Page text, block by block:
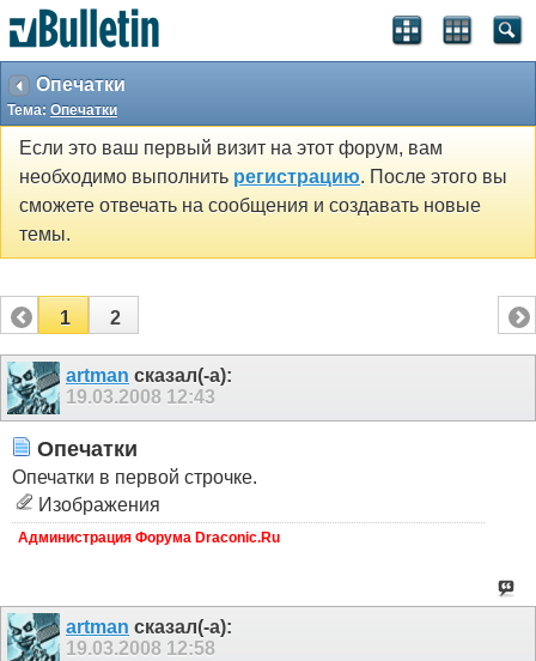
Опечатки
Тема: Опечатки
Если это ваш первый визит на этот форум, вам
необходимо выполнить регистрацию. После этого вы
сможете отвечать на сообщения и создавать новые
темы.
1 2
artman сказал(-а):
19.03.2008 12:43
Опечатки
Опечатки в первой строчке.
Изображения
Администрация Форума Draconic.Ru
artman сказал(-а):
19.03.2008 12:58